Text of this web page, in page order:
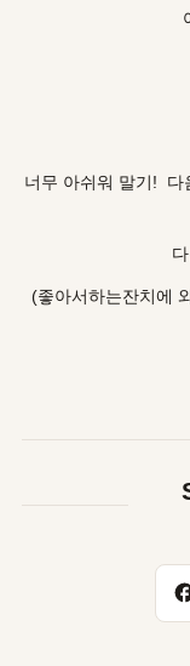
너무 아쉬워 말기! 다
(좋아서하는잔치에